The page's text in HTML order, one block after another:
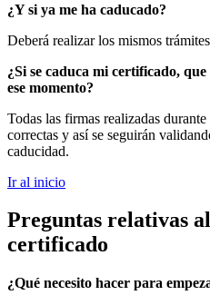
¿Y si ya me ha caducado?
Deberá realizar los mismos
¿Si se caduca mi certificado,
ese momento?
Todas las firmas realizadas
correctas y así se seguirán
caducidad.
Ir al inicio
Preguntas relativas
certificado
¿Qué necesito hacer para